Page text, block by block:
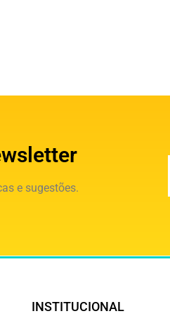
e sugestões.
INSTITUCIONAL